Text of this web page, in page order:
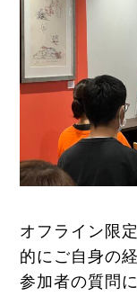
オフライン限
的にご自身の
参加者の質問